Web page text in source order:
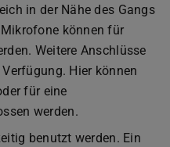
in der Nähe des Gangs
können für
Weitere Anschlüsse
Hier können
für eine
werden.
benutzt werden. Ein